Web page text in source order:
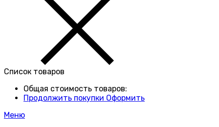
Список товаров
Общая стоимость товаров:
Продолжить покупки Оформить
Меню